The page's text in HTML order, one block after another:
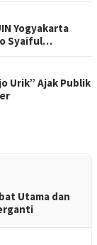
Yogyakarta
Syaiful…
Urik” Ajak Publik
Utama dan